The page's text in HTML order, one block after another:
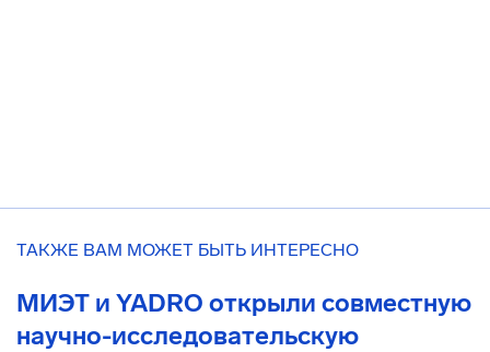
ТАКЖЕ ВАМ МОЖЕТ БЫТЬ ИНТЕРЕСНО
МИЭТ и YADRO открыли совместную
научно-исследовательскую